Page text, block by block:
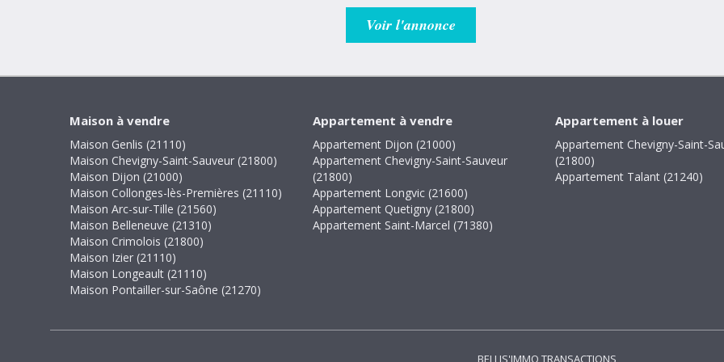
Voir l'annonce
Maison à vendre
Maison Genlis (21110)
Maison Chevigny-Saint-Sauveur (21800)
Maison Dijon (21000)
Maison Collonges-lès-Premières (21110)
Maison Arc-sur-Tille (21560)
Maison Belleneuve (21310)
Maison Crimolois (21800)
Maison Izier (21110)
Maison Longeault (21110)
Maison Pontailler-sur-Saône (21270)
Appartement à vendre
Appartement Dijon (21000)
Appartement Chevigny-Saint-Sauveur
(21800)
Appartement Longvic (21600)
Appartement Quetigny (21800)
Appartement Saint-Marcel (71380)
Appartement à louer
Appartement Chevigny-Saint-
(21800)
Appartement Talant (21240)
BELLIS'IMMO TRANSACTIONS